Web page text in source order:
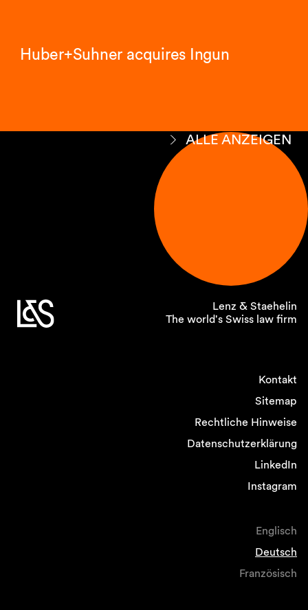
Huber+Suhner acquires Ingun
ALLE ANZEIGEN
Lenz & Staehelin
The world's Swiss law firm
Kontakt
Sitemap
Rechtliche Hinweise
Datenschutzerklärung
LinkedIn
Instagram
Englisch
Deutsch
Französisch